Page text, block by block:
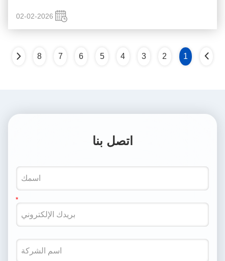
02-02-2026
1
2
3
4
5
6
7
8
اتصل بنا